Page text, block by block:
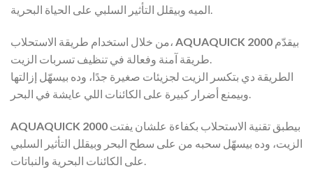
الميه وبيقلل التأثير السلبي على الحياة البحرية.
من خلال استخدام طريقة الاستحلاب، AQUAQUICK 2000
طريقة آمنة وفعالة في تنظيف تسربات الزيت.
الطريقة دي بتكسر الزيت لجزيئات صغيرة جدًا، وده بيسهّل إزالتها
وبيمنع أضرار كبيرة على الكائنات اللي عايشة في البحر.
AQUAQUICK 2000
الزيت، وده بيسهّل سحبه من على سطح البحر وبيقلل التأثير السلبي
على الكائنات البحرية والنباتات.